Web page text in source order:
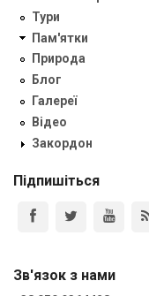
Тури
Пам'ятки
Природа
Блог
Галереї
Відео
Закордон
Підпишіться
Зв'язок з нами